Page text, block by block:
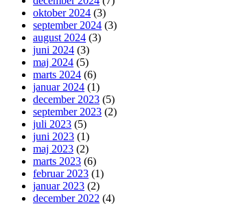
oktober 2024 (3)
september 2024 (3)
august 2024 (3)
juni 2024 (3)
maj 2024 (5)
marts 2024 (6)
januar 2024 (1)
december 2023 (5)
september 2023 (2)
juli 2023 (5)
juni 2023 (1)
maj 2023 (2)
marts 2023 (6)
februar 2023 (1)
januar 2023 (2)
december 2022 (4)